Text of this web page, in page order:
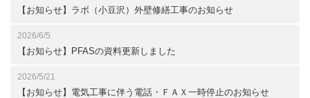
【お知らせ】ラボ（小豆沢）外壁修繕工事のお知らせ
2026/6/5
【お知らせ】PFASの資料更新しました
2026/5/21
【お知らせ】電気工事に伴う電話・ＦＡＸ一時停止のお知らせ